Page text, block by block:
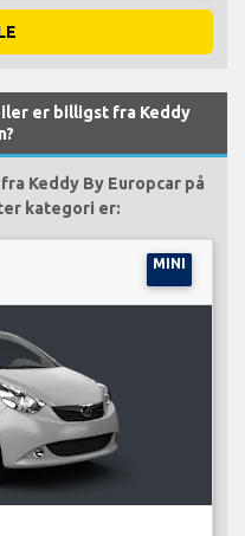
er billigst fra Keddy
Keddy By Europcar på
kategori er:
MINI